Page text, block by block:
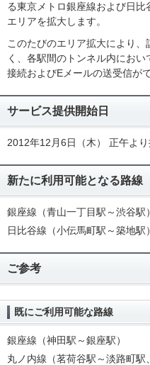
る東京メトロ銀座線および日
エリアを拡大します。
このたびのエリア拡大により
く、各駅間のトンネル内にお
接続およびEメールの送受信が
サービス提供開始日
2012年12月6日（木） 正午よ
新たに利用可能となる路線
銀座線（青山一丁目駅～渋谷駅）
日比谷線（小伝馬町駅～築地駅）
ご参考
既にご利用可能な路線
銀座線（神田駅～銀座駅）
丸ノ内線（茗荷谷駅～淡路町